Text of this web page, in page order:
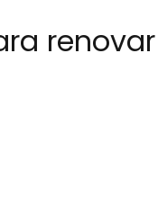
renovar